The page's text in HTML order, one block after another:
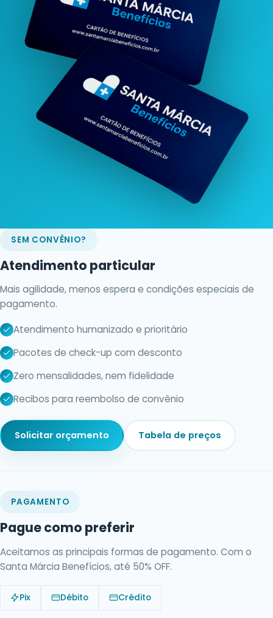
SEM CONVÊNIO?
Atendimento particular
Mais agilidade, menos espera e condições especiais de
pagamento.
Atendimento humanizado e prioritário
Pacotes de check-up com desconto
Zero mensalidades, nem fidelidade
Recibos para reembolso de convênio
Solicitar orçamento Tabela de preços
PAGAMENTO
Pague como preferir
Aceitamos as principais formas de pagamento. Com o
Santa Márcia Benefícios, até 50% OFF.
Pix Débito Crédito